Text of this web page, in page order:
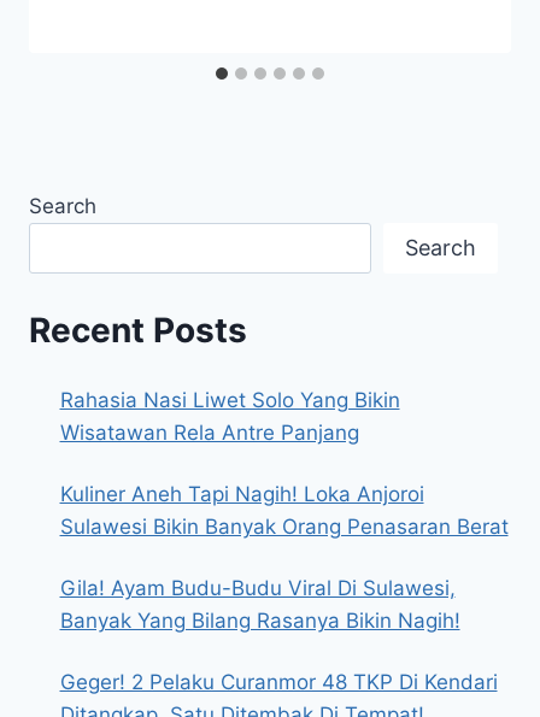
Search
Search
Recent Posts
Rahasia Nasi Liwet Solo Yang Bikin
Wisatawan Rela Antre Panjang
Kuliner Aneh Tapi Nagih! Loka Anjoroi
Sulawesi Bikin Banyak Orang Penasaran Berat
Gila! Ayam Budu-Budu Viral Di Sulawesi,
Banyak Yang Bilang Rasanya Bikin Nagih!
Geger! 2 Pelaku Curanmor 48 TKP Di Kendari